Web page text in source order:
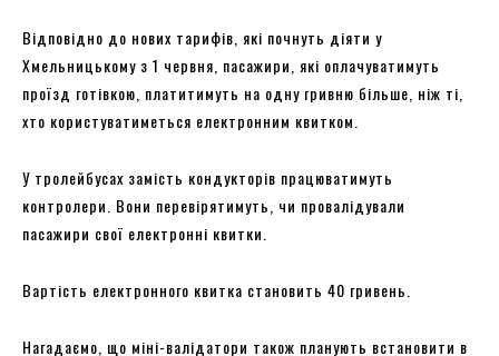
Відповідно до нових тарифів, які почнуть діяти у
Хмельницькому з 1 червня, пасажири, які оплачуватимуть
проїзд готівкою, платитимуть на одну гривню більше, ніж ті,
хто користуватиметься електронним квитком.
У тролейбусах замість кондукторів працюватимуть
контролери. Вони перевірятимуть, чи провалідували
пасажири свої електронні квитки.
Вартість електронного квитка становить 40 гривень.
Нагадаємо, що міні-валідатори також планують встановити в